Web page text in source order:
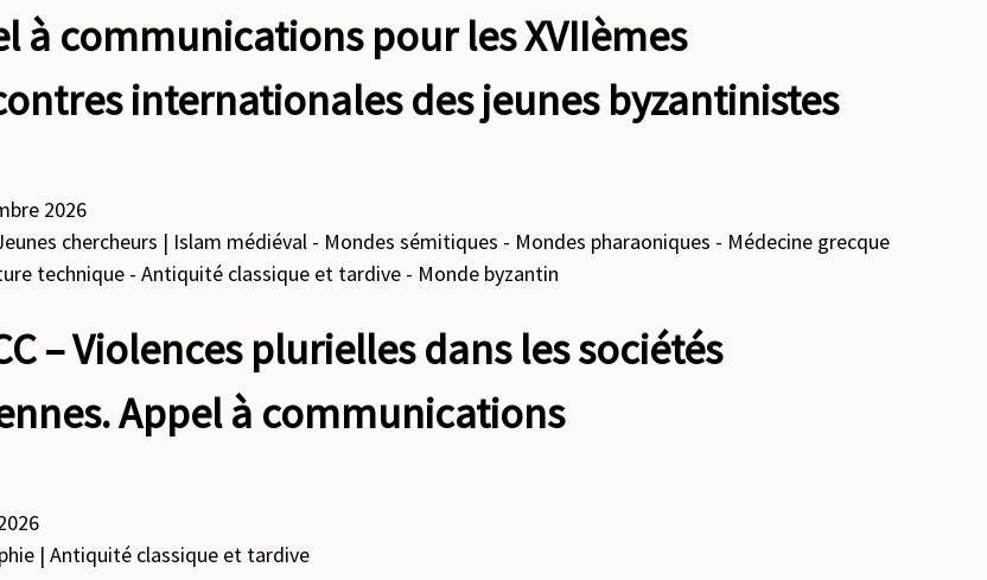
à communications pour les XVIIèmes
internationales des jeunes byzantinistes
2026
chercheurs | Islam médiéval - Mondes sémitiques - Mondes pharaoniques - Médecine grecque
technique - Antiquité classique et tardive - Monde byzantin
– Violences plurielles dans les sociétés
Appel à communications
| Antiquité classique et tardive